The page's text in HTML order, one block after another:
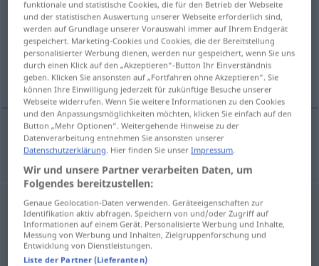
Übersicht aller Übersetzungen
(Für mehr Details die Übersetzung anklicken/antippen)
Schulterblatt
Schulterblattn omoplata
funktionale und statistische Cookies, die für den Betrieb der Webseite
und der statistischen Auswertung unserer Webseite erforderlich sind,
werden auf Grundlage unserer Vorauswahl immer auf Ihrem Endgerät
gespeichert. Marketing-Cookies und Cookies, die der Bereitstellung
personalisierter Werbung dienen, werden nur gespeichert, wenn Sie uns
durch einen Klick auf den „Akzeptieren“-Button Ihr Einverständnis
geben. Klicken Sie ansonsten auf „Fortfahren ohne Akzeptieren“. Sie
können Ihre Einwilligung jederzeit für zukünftige Besuche unserer
Webseite widerrufen. Wenn Sie weitere Informationen zu den Cookies
und den Anpassungsmöglichkeiten möchten, klicken Sie einfach auf den
Button „Mehr Optionen“. Weitergehende Hinweise zu der
Datenverarbeitung entnehmen Sie ansonsten unserer
Datenschutzerklärung. Hier finden Sie unserImpressum.
Wir und unsere Partner verarbeiten Daten, um
Folgendes bereitzustellen:
Genaue Geolocation-Daten verwenden. Geräteeigenschaften zur
Identifikation aktiv abfragen. Speichern von und/oder Zugriff auf
Informationen auf einem Gerät. Personalisierte Werbung und Inhalte,
Messung von Werbung und Inhalten, Zielgruppenforschung und
Entwicklung von Dienstleistungen.
Liste der Partner (Lieferanten)